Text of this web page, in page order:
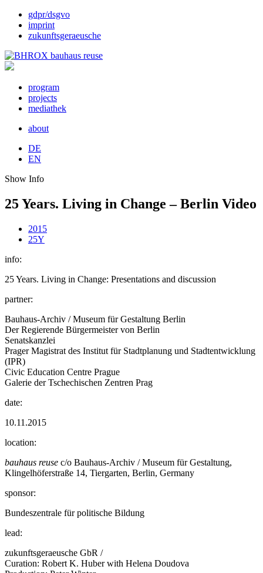
gdpr/dsgvo
imprint
zukunftsgeraeusche
program
projects
mediathek
about
DE
EN
Show Info
25 Years. Living in Change – Berlin Video
2015
25Y
info:
25 Years. Living in Change: Presentations and discussion
partner:
Bauhaus-Archiv / Museum für Gestaltung Berlin
Der Regierende Bürgermeister von Berlin
Senatskanzlei
Prager Magistrat des Institut für Stadtplanung und Stadtentwicklung
(IPR)
Civic Education Centre Prague
Galerie der Tschechischen Zentren Prag
date:
10.11.2015
location:
bauhaus reuse c/o Bauhaus-Archiv / Museum für Gestaltung,
Klingelhöferstraße 14, Tiergarten, Berlin, Germany
sponsor:
Bundeszentrale für politische Bildung
lead:
zukunftsgeraeusche GbR /
Curation: Robert K. Huber with Helena Doudova